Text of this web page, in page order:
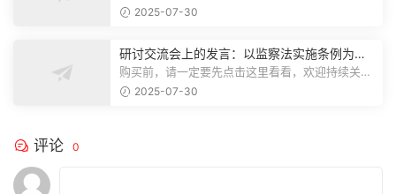
注，精彩模板每天推送预览结束，本文...
2025-07-30
研讨交流会上的发言：以监察法实施条例为纲
推动巡察工作高质量发展
购买前，请一定要先点击这里看看，欢迎持续关
注，精彩模板每天推送预览结束，本文...
2025-07-30
评论 0